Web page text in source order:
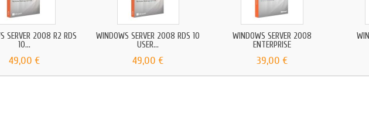
SERVER 2008 R2 RDS
10...
49,00 €
WINDOWS SERVER 2008 RDS 10
USER...
49,00 €
WINDOWS SERVER 2008
ENTERPRISE
39,00 €